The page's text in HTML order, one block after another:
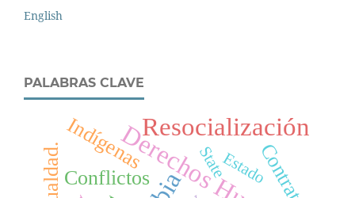
English
PALABRAS CLAVE
Resocialización
Contratos
Conflictos
Indígenas
Igualdad. StateEstado